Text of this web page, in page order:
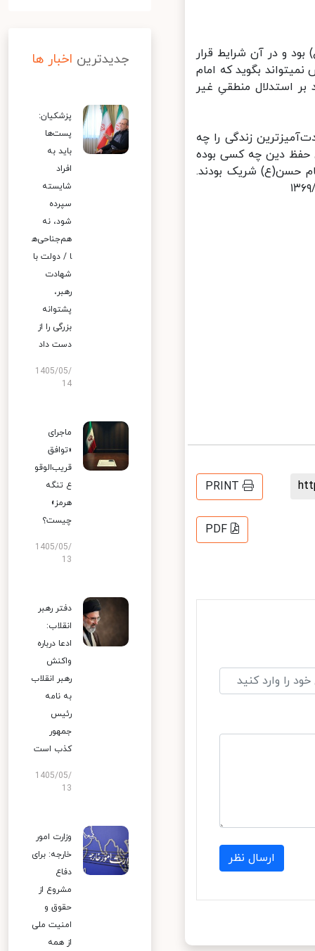
و در آن شرایط قرار
بگوید که امام
استدلال منطقیِ غیر
زندگی را چه
دین چه کسی بوده
حسن(ع) شریک بودند.
PRINT
PDF
ارسال نظر
جدیدترین اخبار ها
پزشکیان:
پست‌ها
باید به
افراد
شایسته
سپرده
شود، نه
هم‌جناحی‌ه
ا / دولت با
شهادت
رهبر،
پشتوانه
بزرگی را از
دست داد
1405/05/
14
ماجرای
«توافق
قریب‌الوقو
ع تنگه
هرمز»
چیست؟
1405/05/
13
دفتر رهبر
انقلاب:
ادعا درباره
واکنش
رهبر انقلاب
به نامه
رئیس
جمهور
کذب است
1405/05/
13
وزارت امور
خارجه: برای
دفاع
مشروع از
حقوق و
امنیت ملی
از همه